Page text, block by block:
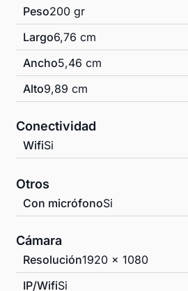
Peso200 gr
Largo6,76 cm
Ancho5,46 cm
Alto9,89 cm
Conectividad
WifiSi
Otros
Con micrófonoSi
Cámara
Resolución1920 x 1080
IP/WifiSi